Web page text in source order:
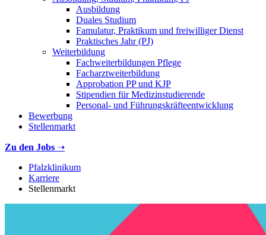
Ausbildung
Duales Studium
Famulatur, Praktikum und freiwilliger Dienst
Praktisches Jahr (PJ)
Weiterbildung
Fachweiterbildungen Pflege
Facharztweiterbildung
Approbation PP und KJP
Stipendien für Medizinstudierende
Personal- und Führungskräfteentwicklung
Bewerbung
Stellenmarkt
Zu den Jobs ➝
Pfalzklinikum
Karriere
Stellenmarkt